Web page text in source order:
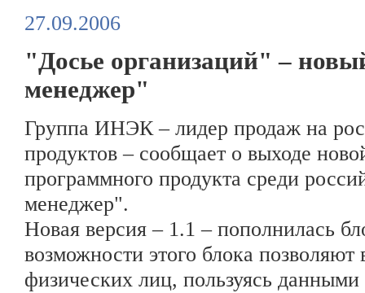
27.09.2006
"Досье организаций" –
менеджер"
Группа ИНЭК – лидер продаж на
продуктов – сообщает о выходе
программного продукта среди
менеджер".
Новая версия – 1.1 – пополнилась
возможности этого блока
физических лиц, пользуясь